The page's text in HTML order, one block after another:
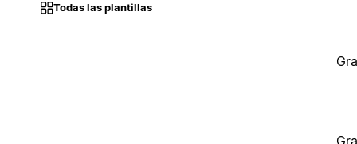
Todas las plantillas